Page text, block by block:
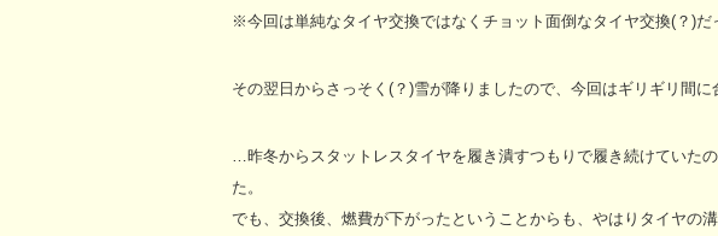
※今回は単純なタイヤ交換ではなくチョット面倒なタイヤ交換(？)だ
その翌日からさっそく(？)雪が降りましたので、今回はギリギリ間
…昨冬からスタットレスタイヤを履き潰すつもりで履き続けていた
た。
でも、交換後、燃費が下がったということからも、やはりタイヤの